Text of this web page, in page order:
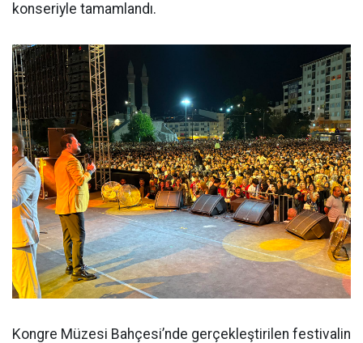
konseriyle tamamlandı.
Kongre Müzesi Bahçesi’nde gerçekleştirilen festivalin